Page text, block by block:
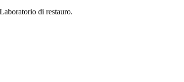
di restauro.